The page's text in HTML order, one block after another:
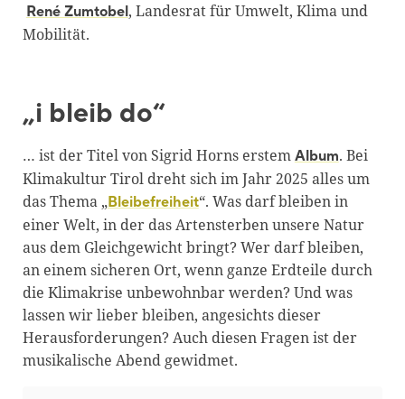
René Zumtobel, Landesrat für Umwelt, Klima und
Mobilität.
„i bleib do“
… ist der Titel von Sigrid Horns erstem Album. Bei
Klimakultur Tirol dreht sich im Jahr 2025 alles um
das Thema „Bleibefreiheit“. Was darf bleiben in
einer Welt, in der das Artensterben unsere Natur
aus dem Gleichgewicht bringt? Wer darf bleiben,
an einem sicheren Ort, wenn ganze Erdteile durch
die Klimakrise unbewohnbar werden? Und was
lassen wir lieber bleiben, angesichts dieser
Herausforderungen? Auch diesen Fragen ist der
musikalische Abend gewidmet.